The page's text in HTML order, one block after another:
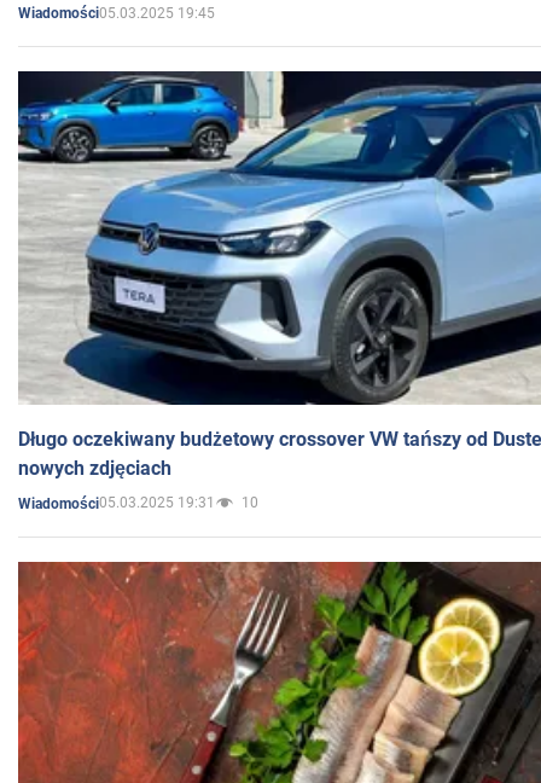
Wiadomości05.03.2025 19:45
Długo oczekiwany budżetowy crossover VW tańszy od
nowych zdjęciach
Wiadomości05.03.2025 19:31 10